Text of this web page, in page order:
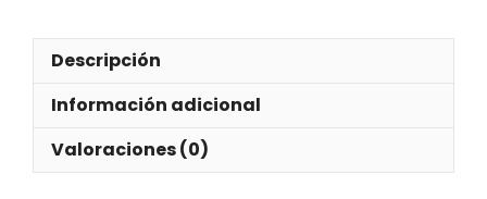
Descripción
Información adicional
Valoraciones (0)